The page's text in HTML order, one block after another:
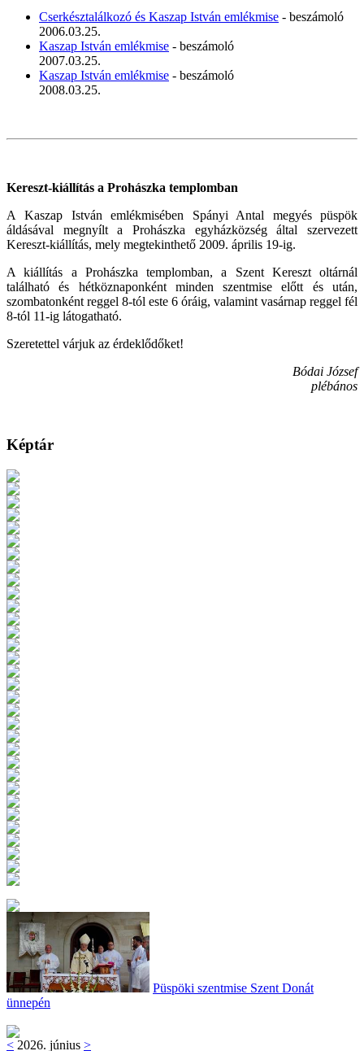
Cserkésztalálkozó és Kaszap István emlékmise - beszámoló
2006.03.25.
Kaszap István emlékmise - beszámoló
2007.03.25.
Kaszap István emlékmise - beszámoló
2008.03.25.
Kereszt-kiállítás a Prohászka templomban
A Kaszap István emlékmisében Spányi Antal megyés püspök
áldásával megnyílt a Prohászka egyházközség által szervezett
Kereszt-kiállítás, mely megtekinthető 2009. április 19-ig.
A kiállítás a Prohászka templomban, a Szent Kereszt oltárnál
található és hétköznaponként minden szentmise előtt és után,
szombatonként reggel 8-tól este 6 óráig, valamint vasárnap reggel fél
8-tól 11-ig látogatható.
Szeretettel várjuk az érdeklődőket!
Bódai József
plébános
Képtár
Püspöki szentmise Szent Donát
ünnepén
< 2026. június >